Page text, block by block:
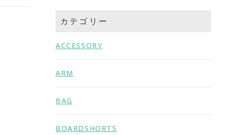
カテゴリー
ACCESSORY
ARM
BAG
BOARDSHORTS